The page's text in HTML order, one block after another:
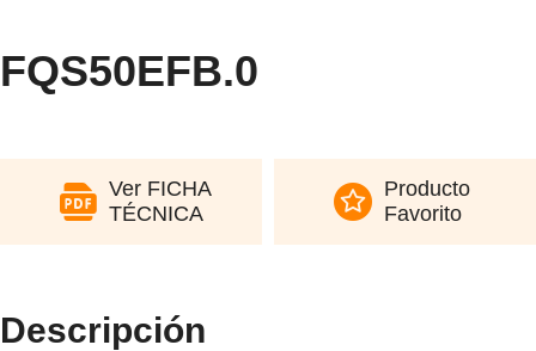
FQS50EFB.0
Ver FICHA
TÉCNICA
Producto
Favorito
Descripción